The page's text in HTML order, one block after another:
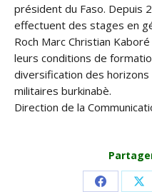
président du Faso. Depuis
effectuent des stages en
Roch Marc Christian
leurs conditions de
diversification des
militaires burkinabè.
Direction de la